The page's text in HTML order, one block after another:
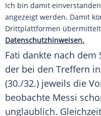
Ich bin damit
angezeigt werden. Damit
Drittplattformen
Datenschutzhinweisen.
Fati dankte nach dem
der bei den Treffern
(30./32.) jeweils die
beobachte Messi
unglaublich.